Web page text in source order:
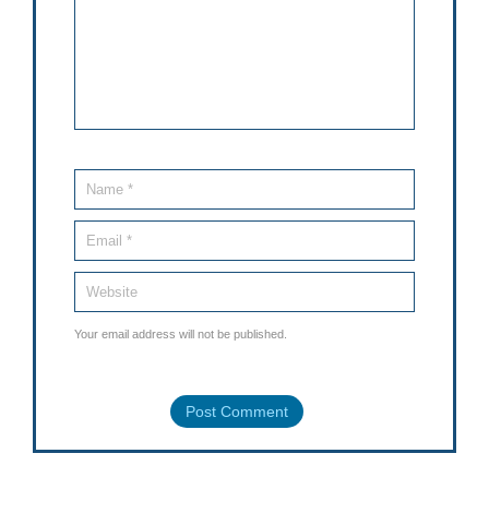
Your email address will not be published.